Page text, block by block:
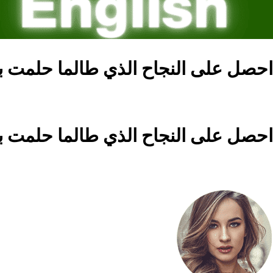
احصل على النجاح الذي طالما حلمت
احصل على النجاح الذي طالما حلمت